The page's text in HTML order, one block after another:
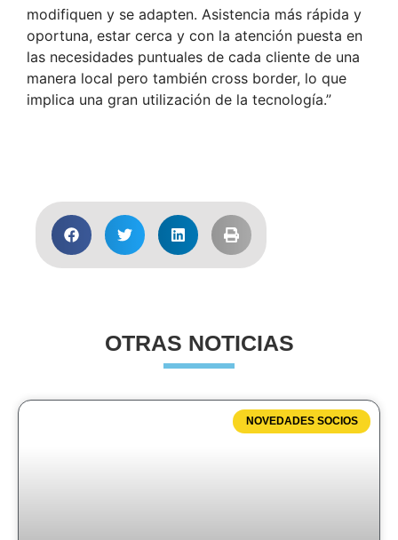
modifiquen y se adapten. Asistencia más rápida y
oportuna, estar cerca y con la atención puesta en
las necesidades puntuales de cada cliente de una
manera local pero también cross border, lo que
implica una gran utilización de la tecnología.”
OTRAS NOTICIAS
NOVEDADES SOCIOS